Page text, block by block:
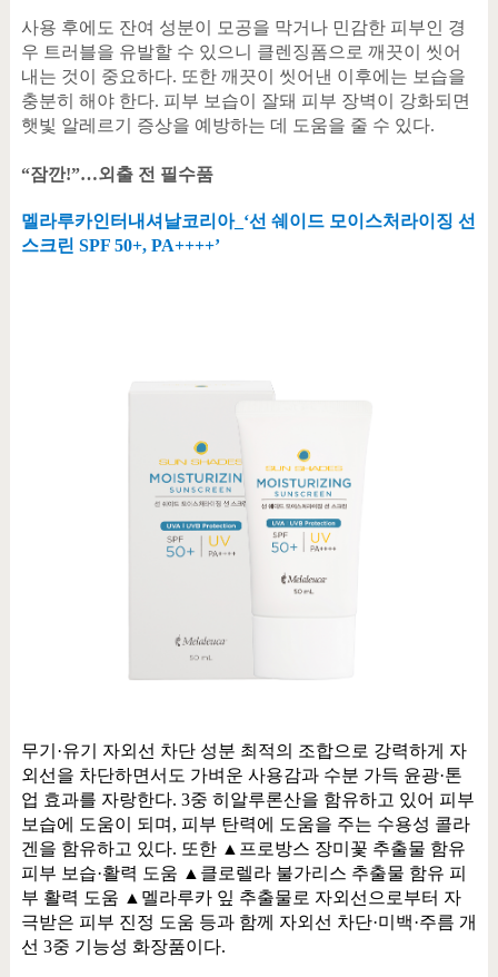
사용 후에도 잔여 성분이 모공을 막거나 민감한 피부인 경
우 트러블을 유발할 수 있으니 클렌징폼으로 깨끗이 씻어
내는 것이 중요하다. 또한 깨끗이 씻어낸 이후에는 보습을
충분히 해야 한다. 피부 보습이 잘돼 피부 장벽이 강화되면
햇빛 알레르기 증상을 예방하는 데 도움을 줄 수 있다.
“잠깐!”…외출 전 필수품
멜라루카인터내셔날코리아_‘선 쉐이드 모이스처라이징 선
스크린 SPF 50+, PA++++’
무기 ·유기 자외선 차단 성분 최적의 조합으로 강력하게 자
외선을 차단하면서도 가벼운 사용감과 수분 가득 윤광·톤
업 효과를 자랑한다. 3중 히알루론산을 함유하고 있어 피부
보습에 도움이 되며 , 피부 탄력에 도움을 주는 수용성 콜라
겐을 함유하고 있다. 또한 ▲ 프로방스 장미꽃 추출물 함유
피부 보습·활력 도움 ▲ 클로렐라 불가리스 추출물 함유 피
부 활력 도움 ▲ 멜라루카 잎 추출물로 자외선으로부터 자
극받은 피부 진정 도움 등과 함께 자외선 차단·미백·주름 개
선 3중 기능성 화장품이다.